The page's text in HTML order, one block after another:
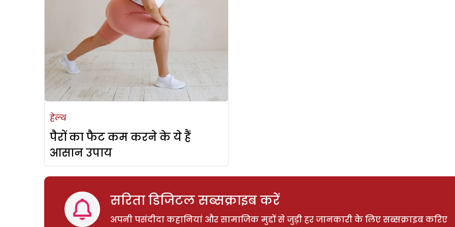
हेल्थ
पैरों का फैट कम करने के ये हैं
आसान उपाय
सरिता डिजिटल सब्सक्राइब करें
अपनी पसंदीदा कहानियां और सामाजिक मुद्दों से जुड़ी हर जानकारी के लिए सब्सक्राइब करिए